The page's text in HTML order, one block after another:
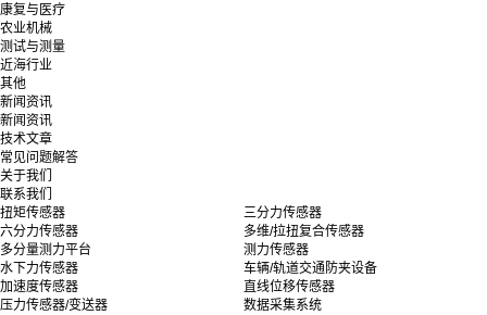
康复与医疗
农业机械
测试与测量
近海行业
其他
新闻资讯
新闻资讯
技术文章
常见问题解答
关于我们
联系我们
扭矩传感器
三分力传感器
六分力传感器
多维/拉扭复合传感器
多分量测力平台
测力传感器
水下力传感器
车辆/轨道交通防夹设备
加速度传感器
直线位移传感器
压力传感器/变送器
数据采集系统